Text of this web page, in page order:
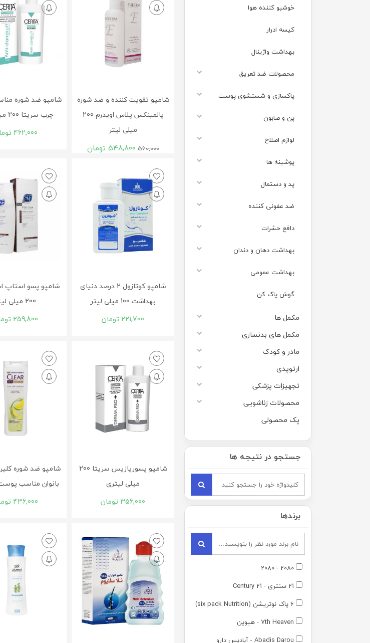
خوشبو کننده هوا
کیسه ادرار
بهداشت واژینال
محصولات ضد تعریق
پاکسازی و شستشوی پوست
پن و صابون
لوازم اصلاح
پوشینه ها
پد و دستمال
ضد عفونی کننده
دافع حشرات
بهداشت دهان و دندان
بهداشت عمومی
گوش پاک کن
مکمل ها
مکمل های بدنسازی
مادر و کودک
ارتوپدی
تجهیزات پزشکی
محصولات زناشویی
پک محصولی
جستجو در نتیجه ها
برندها
2080 - 2080
21 سنتری - 21 Century
6 پاک نوتریشن (six pack Nutrition)
7th Heaven - هیوین
Abadis Darou - آبادیس دارو
شامپو تقویت کننده و ضد شوره
پالمینکس پلاس اویدرم 200
میلی لیتر
560,000
548,800 تومان
شامپو ضد شوره
چرب سریتا 200 میلی لیتر
462,000
شامپو کوتازول 2 درصد دنیای
بهداشت 100 میلی لیتر
221,700 تومان
شامپو پسو
200 میلی لیتر
259,800
شامپو پسوریازیس سریتا 200
میلی لیتری
356,000 تومان
شامپو ضد شوره
بانوان مناسب
436,000